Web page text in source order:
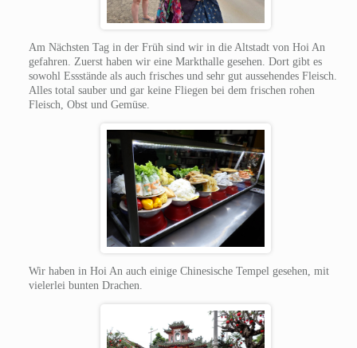
Am Nächsten Tag in der Früh sind wir in die Altstadt von Hoi An
gefahren. Zuerst haben wir eine Markthalle gesehen. Dort gibt es
sowohl Essstände als auch frisches und sehr gut aussehendes Fleisch.
Alles total sauber und gar keine Fliegen bei dem frischen rohen
Fleisch, Obst und Gemüse.
Wir haben in Hoi An auch einige Chinesische Tempel gesehen, mit
vielerlei bunten Drachen.